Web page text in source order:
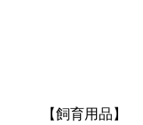
【飼育用品】